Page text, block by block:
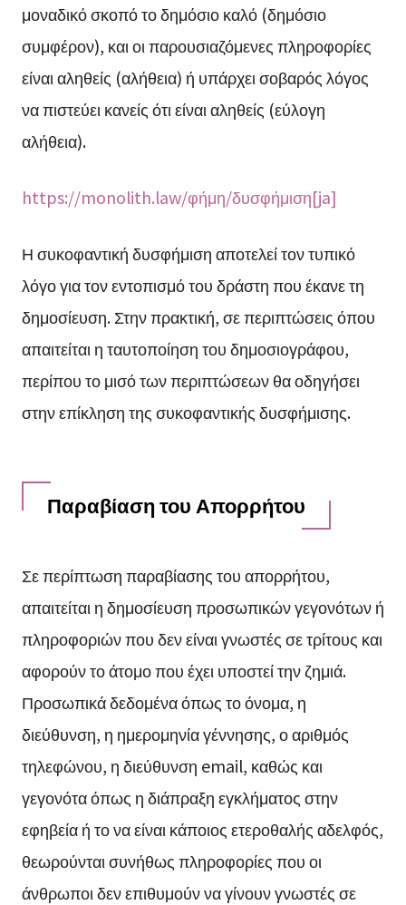
μοναδικό σκοπό το δημόσιο καλό (δημόσιο
συμφέρον), και οι παρουσιαζόμενες πληροφορίες
είναι αληθείς (αλήθεια) ή υπάρχει σοβαρός λόγος
να πιστεύει κανείς ότι είναι αληθείς (εύλογη
αλήθεια).
https://monolith.law/φήμη/δυσφήμιση[ja]
Η συκοφαντική δυσφήμιση αποτελεί τον τυπικό
λόγο για τον εντοπισμό του δράστη που έκανε τη
δημοσίευση. Στην πρακτική, σε περιπτώσεις όπου
απαιτείται η ταυτοποίηση του δημοσιογράφου,
περίπου το μισό των περιπτώσεων θα οδηγήσει
στην επίκληση της συκοφαντικής δυσφήμισης.
Παραβίαση του Απορρήτου
Σε περίπτωση παραβίασης του απορρήτου,
απαιτείται η δημοσίευση προσωπικών γεγονότων ή
πληροφοριών που δεν είναι γνωστές σε τρίτους και
αφορούν το άτομο που έχει υποστεί την ζημιά.
Προσωπικά δεδομένα όπως το όνομα, η
διεύθυνση, η ημερομηνία γέννησης, ο αριθμός
τηλεφώνου, η διεύθυνση email, καθώς και
γεγονότα όπως η διάπραξη εγκλήματος στην
εφηβεία ή το να είναι κάποιος ετεροθαλής αδελφός,
θεωρούνται συνήθως πληροφορίες που οι
άνθρωποι δεν επιθυμούν να γίνουν γνωστές σε